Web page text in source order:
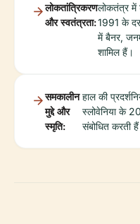
लोकतांत्रिकरण
और स्वतंत्रता:
लोकतंत्र में
1991 के
में बैनर,
शामिल हैं।
समकालीन
मुद्दे और
स्मृति:
हाल की
स्लोवेनिया के
संबोधित करती